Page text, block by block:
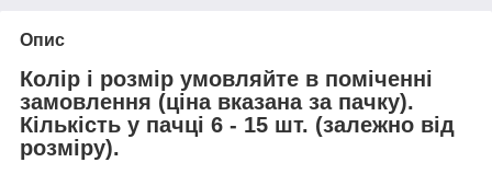
Опис
Колір і розмір умовляйте в поміченні
замовлення (ціна вказана за пачку).
Кількість у пачці 6 - 15 шт. (залежно від
розміру).